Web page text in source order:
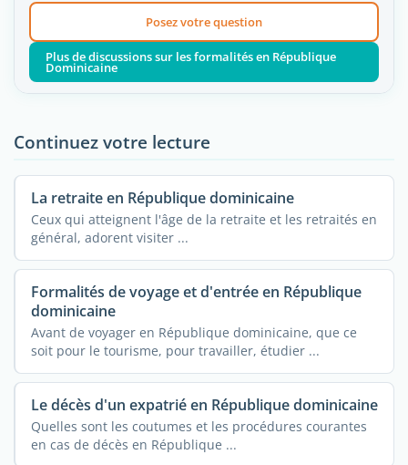
Posez votre question
Plus de discussions sur les formalités en République
Dominicaine
Continuez votre lecture
La retraite en République dominicaine
Ceux qui atteignent l'âge de la retraite et les retraités en
général, adorent visiter ...
Formalités de voyage et d'entrée en République
dominicaine
Avant de voyager en République dominicaine, que ce
soit pour le tourisme, pour travailler, étudier ...
Le décès d'un expatrié en République dominicaine
Quelles sont les coutumes et les procédures courantes
en cas de décès en République ...